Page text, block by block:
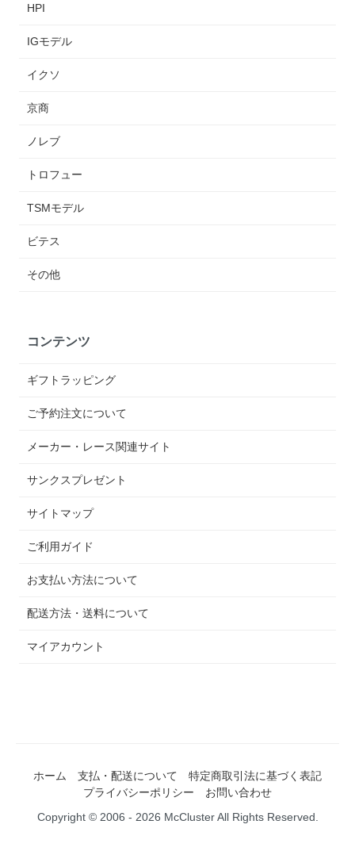
HPI
IGモデル
イクソ
京商
ノレブ
トロフュー
TSMモデル
ビテス
その他
コンテンツ
ギフトラッピング
ご予約注文について
メーカー・レース関連サイト
サンクスプレゼント
サイトマップ
ご利用ガイド
お支払い方法について
配送方法・送料について
マイアカウント
ホーム 支払・配送について
特定商取引法に基づく表記
プライバシーポリシー
お問い合わせ
Copyright © 2006 - 2026 McCluster All Rights Reserved.